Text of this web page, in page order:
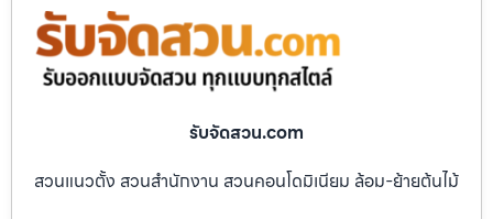
รับจัดสวน.com
สวนแนวตั้ง สวนสำนักงาน สวนคอนโดมิเนียม ล้อม-ย้ายต้นไม้